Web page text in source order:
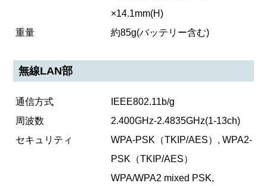
×14.1mm(H)
重量
約85g(バッテリー含む)
無線LAN部
通信方式
IEEE802.11b/g
周波数
2.400GHz-2.4835GHz(1-13ch)
セキュリティ
WPA-PSK（TKIP/AES）, WPA2-
PSK（TKIP/AES）
WPA/WPA2 mixed PSK,